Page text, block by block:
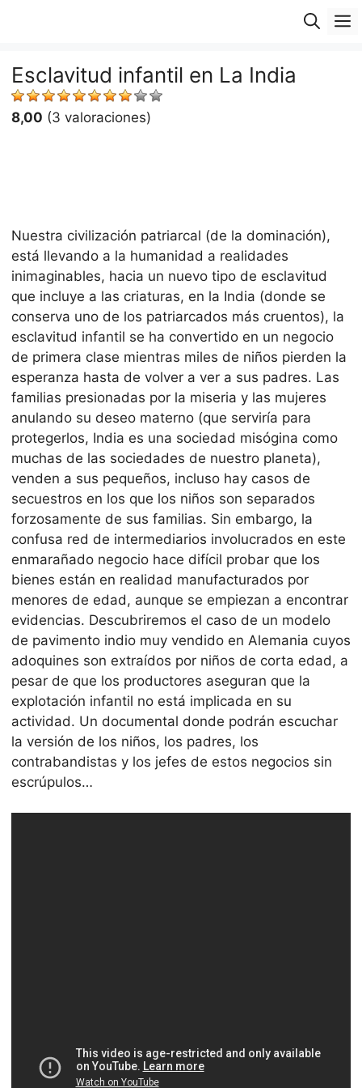
Esclavitud infantil en La India
8,00 (3 valoraciones)
Nuestra civilización patriarcal (de la dominación),
está llevando a la humanidad a realidades
inimaginables, hacia un nuevo tipo de esclavitud
que incluye a las criaturas, en la India (donde se
conserva uno de los patriarcados más cruentos), la
esclavitud infantil se ha convertido en un negocio
de primera clase mientras miles de niños pierden la
esperanza hasta de volver a ver a sus padres. Las
familias presionadas por la miseria y las mujeres
anulando su deseo materno (que serviría para
protegerlos, India es una sociedad misógina como
muchas de las sociedades de nuestro planeta),
venden a sus pequeños, incluso hay casos de
secuestros en los que los niños son separados
forzosamente de sus familias. Sin embargo, la
confusa red de intermediarios involucrados en este
enmarañado negocio hace difícil probar que los
bienes están en realidad manufacturados por
menores de edad, aunque se empiezan a encontrar
evidencias. Descubriremos el caso de un modelo
de pavimento indio muy vendido en Alemania cuyos
adoquines son extraídos por niños de corta edad, a
pesar de que los productores aseguran que la
explotación infantil no está implicada en su
actividad. Un documental donde podrán escuchar
la versión de los niños, los padres, los
contrabandistas y los jefes de estos negocios sin
escrúpulos…